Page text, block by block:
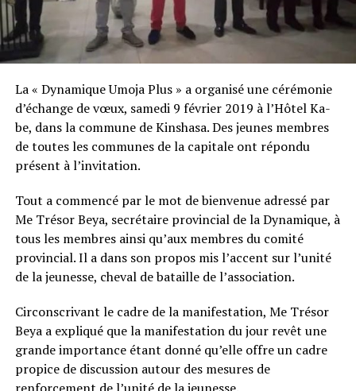
La « Dynamique Umoja Plus » a organisé une cérémonie
d’échange de vœux, samedi 9 février 2019 à l’Hôtel Ka-
be, dans la commune de Kinshasa. Des jeunes membres
de toutes les communes de la capitale ont répondu
présent à l’invitation.
Tout a commencé par le mot de bienvenue adressé par
Me Trésor Beya, secrétaire provincial de la Dynamique, à
tous les membres ainsi qu’aux membres du comité
provincial. Il a dans son propos mis l’accent sur l’unité
de la jeunesse, cheval de bataille de l’association.
Circonscrivant le cadre de la manifestation, Me Trésor
Beya a expliqué que la manifestation du jour revêt une
grande importance étant donné qu’elle offre un cadre
propice de discussion autour des mesures de